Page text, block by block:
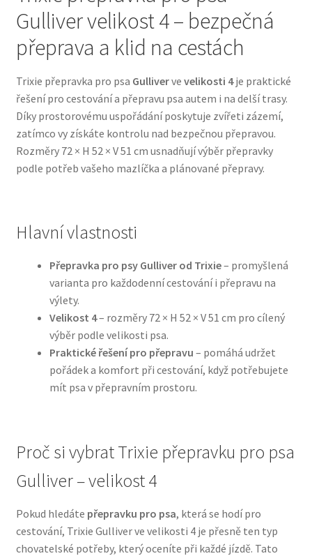
Bozita pro psy — Švédské krmivo s nordickou kvalitou
Granule pro psy
Natural Trainer pro psy — Italské krmivo s
přírodními složkami
Hill’s pro psy
Hračky pro psy
Konzervy a kapsičky pro psy
N&D Farmina pro psy — Italské holistic krmivo
Oblečky pro psy
Pelíšky pro psy
Přepravky pro psy
Gulliver velikost 4 – bezpečná
přeprava a klid na cestách
Trixie přepravka pro psa Gulliverve velikosti 4je praktické
řešení pro cestování a přepravu psa autem i na delší trasy.
Díky prostorovému uspořádání poskytuje zvířeti zázemí,
zatímco vy získáte kontrolu nad bezpečnou přepravou.
Rozměry 72 × H 52 × V 51 cm usnadňují výběr přepravky
podle potřeb vašeho mazlíčka a plánované přepravy.
Hlavní vlastnosti
Přepravka pro psy Gulliver od Trixie– promyšlená
varianta pro každodenní cestování i přepravu na
výlety.
Velikost 4– rozměry 72 × H 52 × V 51 cm pro cílený
výběr podle velikosti psa.
Praktické řešení pro přepravu – pomáhá udržet
pořádek a komfort při cestování, když potřebujete
mít psa v přepravním prostoru.
Proč si vybrat Trixie přepravku pro psa
Gulliver – velikost 4
Pokud hledáte přepravku pro psa, která se hodí pro
cestování, Trixie Gulliver ve velikosti 4 je přesně ten typ
chovatelské potřeby, který oceníte při každé jízdě. Tato